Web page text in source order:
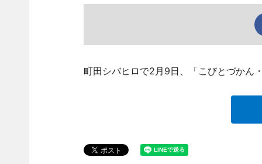
町田シバヒロで2月9日、「こびとづかん